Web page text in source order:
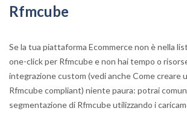
Rfmcube
Se la tua piattaforma Ecommerce non è nella
one-click per Rfmcube e non hai tempo o
integrazione custom (vedi anche Come creare
Rfmcube compliant) niente paura: potrai
segmentazione di Rfmcube utilizzando i